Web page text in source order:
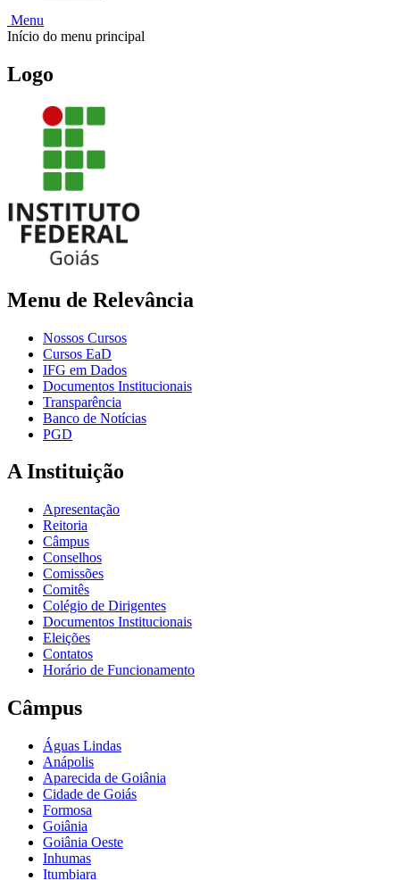
Menu
Início do menu principal
Logo
Menu de Relevância
Nossos Cursos
Cursos EaD
IFG em Dados
Documentos Institucionais
Transparência
Banco de Notícias
PGD
A Instituição
Apresentação
Reitoria
Câmpus
Conselhos
Comissões
Comitês
Colégio de Dirigentes
Documentos Institucionais
Eleições
Contatos
Horário de Funcionamento
Câmpus
Águas Lindas
Anápolis
Aparecida de Goiânia
Cidade de Goiás
Formosa
Goiânia
Goiânia Oeste
Inhumas
Itumbiara